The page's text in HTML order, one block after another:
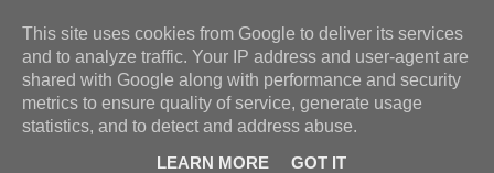
Ιερόσυλοι έκλεψαν τάματα από Ιερό Ναό στις Σέρρες
ΚΕΝΤΡΙΚΗ ΑΝΑ ΚΑΤΗΓΟΡΙΑ
ΕΙΔΗΣΕΙΣ ΑΝΑ ΠΕΡΙΟΧΗ
ΠΡΟΣΦΑΤΑ ΝΕΑ
This site uses cookies from Google to deliver its services
and to analyze traffic. Your IP address and user-agent are
shared with Google along with performance and security
metrics to ensure quality of service, generate usage
statistics, and to detect and address abuse.
LEARN MORE
GOT IT